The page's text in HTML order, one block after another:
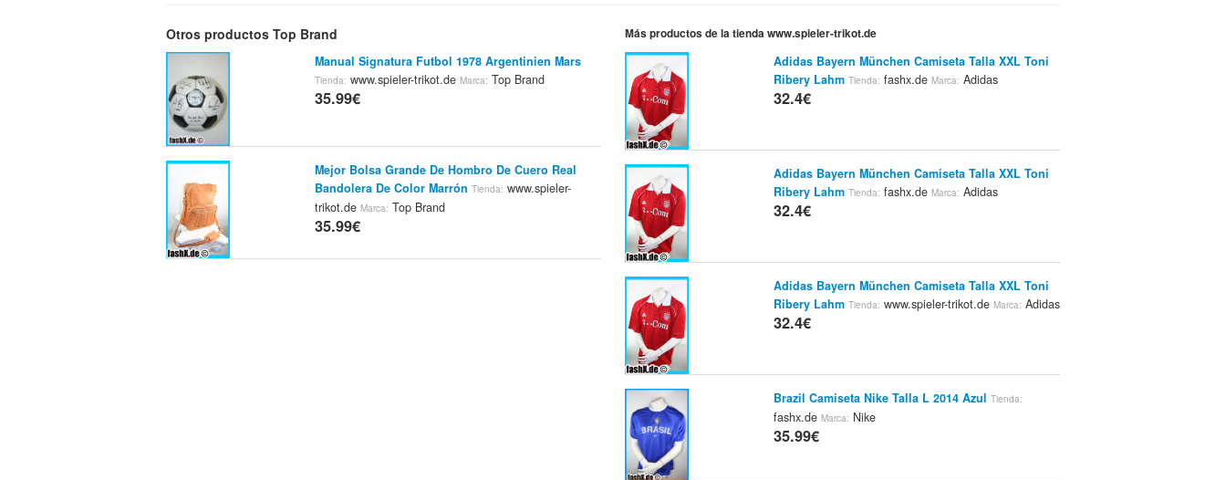
Otros productos Top Brand
Manual Signatura Futbol 1978 Argentinien Mars
Tienda: www.spieler-trikot.deMarca: Top Brand
35.99€
Mejor Bolsa Grande De Hombro De Cuero Real
Bandolera De Color Marrón Tienda: www.spieler-
trikot.deMarca: Top Brand
35.99€
Más productos de la tienda www.spieler-trikot.de
Adidas Bayern München Camiseta Talla XXL Toni
Ribery Lahm Tienda: fashx.de Marca: Adidas
32.4€
Adidas Bayern München Camiseta Talla XXL Toni
Ribery Lahm Tienda: fashx.de Marca: Adidas
32.4€
Adidas Bayern München Camiseta Talla XXL Toni
Ribery Lahm Tienda: www.spieler-trikot.de Marca: Adidas
32.4€
Brazil Camiseta Nike Talla L 2014 Azul Tienda:
fashx.de Marca: Nike
35.99€